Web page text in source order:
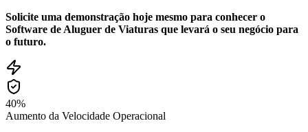
Solicite uma demonstração hoje mesmo para conhecer o
Software de Aluguer de Viaturas que levará o seu negócio para
o futuro.
40%
Aumento da Velocidade Operacional